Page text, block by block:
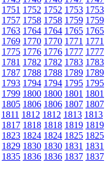
1751 1752 1752 1753 1753
1757 1758 1758 1759 1759
1763 1764 1764 1765 1765
1769 1770 1770 1771 1771
1775 1776 1776 1777 1777
1781 1782 1782 1783 1783
1787 1788 1788 1789 1789
1793 1794 1794 1795 1795
1799 1800 1800 1801 1801
1805 1806 1806 1807 1807
1811 1812 1812 1813 1813
1817 1818 1818 1819 1819
1823 1824 1824 1825 1825
1829 1830 1830 1831 1831
1835 1836 1836 1837 1837